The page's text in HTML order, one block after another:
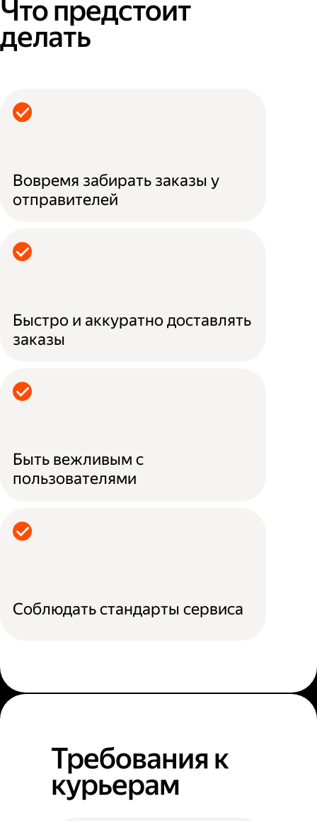
Что предстоит
делать
Вовремя забирать заказы у
отправителей
Быстро и аккуратно доставлять
заказы
Быть вежливым с
пользователями
Соблюдать стандарты сервиса
Требования к
курьерам